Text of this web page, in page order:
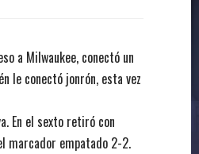
a Milwaukee, conectó un
le conectó jonrón, esta vez
En el sexto retiró con
marcador empatado 2-2.